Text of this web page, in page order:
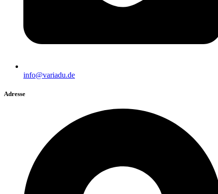
info@variadu.de
Adresse